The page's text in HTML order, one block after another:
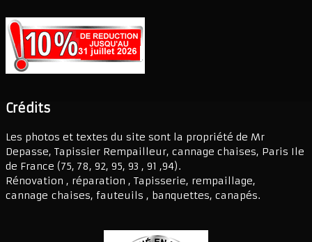
Crédits
Les photos et textes du site sont la propriété de Mr
Depasse, Tapissier Rempailleur, cannage chaises, Paris Ile
de France (75, 78, 92, 95, 93 , 91 ,94).
Rénovation , réparation , Tapisserie, rempaillage,
cannage chaises, fauteuils , banquettes, canapés.